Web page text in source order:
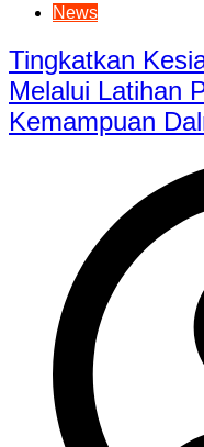
News
Tingkatkan
Melalui Latihan
Kemampuan